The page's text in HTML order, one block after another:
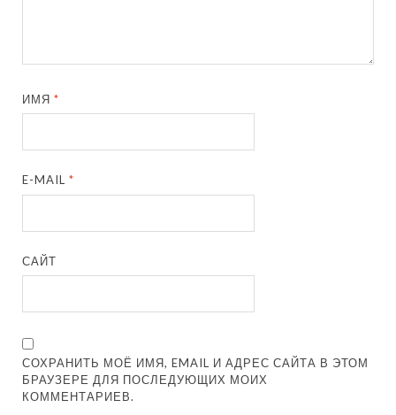
ИМЯ*
E-MAIL*
САЙТ
СОХРАНИТЬ МОЁ ИМЯ, EMAIL И АДРЕС САЙТА В ЭТОМ
БРАУЗЕРЕ ДЛЯ ПОСЛЕДУЮЩИХ МОИХ
КОММЕНТАРИЕВ.